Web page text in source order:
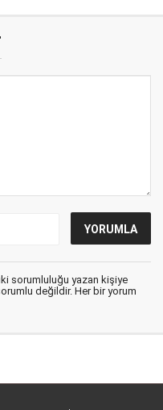
sorumluluğu yazan kişiye
değildir. Her bir yorum